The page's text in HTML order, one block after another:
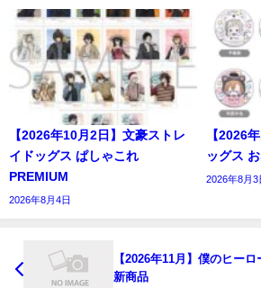
【2026年10月2日】文豪ストレ
イドッグス ぱしゃこれ
PREMIUM
2026年8月4日
【2026
ッグス
2026年8月3
【2026年11月】僕のヒー
新商品